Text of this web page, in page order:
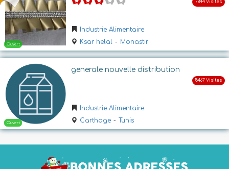
Industrie Alimentaire
Ksar helal - Monastir
generale nouvelle distribution
Industrie Alimentaire
Carthage - Tunis